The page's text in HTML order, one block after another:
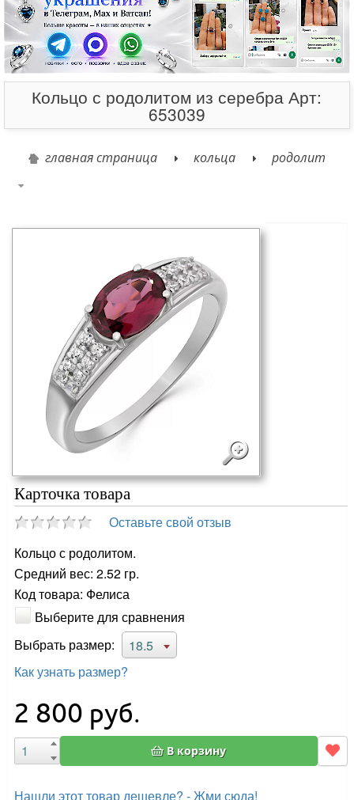
Кольцо с родолитом из серебра Арт:
653039
главная страница кольца родолит
Карточка товара
Оставьте свой отзыв
Кольцо с родолитом.
Средний вес: 2.52 гр.
Код товара: Фелиса
Выберите для сравнения
Выбрать размер:
18.5
Как узнать размер?
2 800 руб.
В корзину
Нашли этот товар дешевле? - Жми сюда!